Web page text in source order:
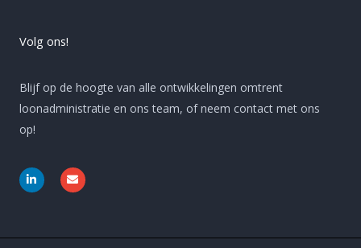
Volg ons!
Blijf op de hoogte van alle ontwikkelingen omtrent
loonadministratie en ons team, of neem contact met ons
op!
L
i
n
i
E
n
v
p